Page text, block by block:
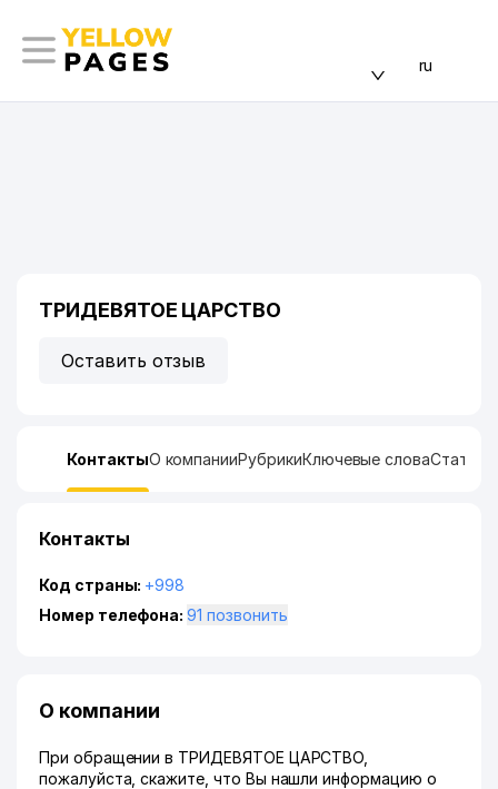
ru
ТРИДЕВЯТОЕ ЦАРСТВО
Оставить отзыв
КонтактыО компанииРубрикиКлючевые слова
Контакты
Код страны: +998
Номер телефона:
91 позвонить
О компании
При обращении в ТРИДЕВЯТОЕ ЦАРСТВО,
пожалуйста, скажите, что Вы нашли информацию о